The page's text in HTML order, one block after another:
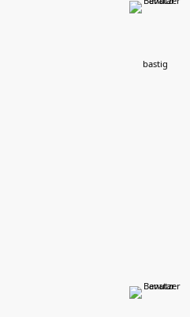
bastig